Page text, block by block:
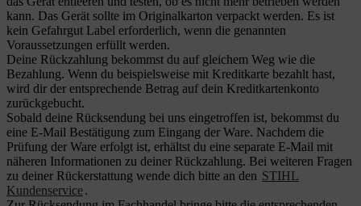
kann. Das Gerät sollte im Originalkarton verpackt werden. Es ist
kein Gefahrgut Label erforderlich, wenn die genannten
Voraussetzungen erfüllt werden.
Deine Rückzahlung bekommst du auf gleichem Weg wie die
Bezahlung. Wenn du beispielsweise mit Kreditkarte bezahlt hast,
wird dir der entsprechende Betrag auf dein Kreditkartenkonto
zurückgebucht.
Sobald deine Rücksendung bei uns eingetroffen ist, bekommst du
eine E-Mail Bestätigung zum Eingang der Ware. Nachdem die
Prüfung der Ware erfolgt ist, erhältst du eine separate E-Mail mit
näheren Informationen zu deiner Rückzahlung. Bei weiteren Fragen
zu deiner Rückerstattung wende dich bitte an den STIHL
Kundenservice.